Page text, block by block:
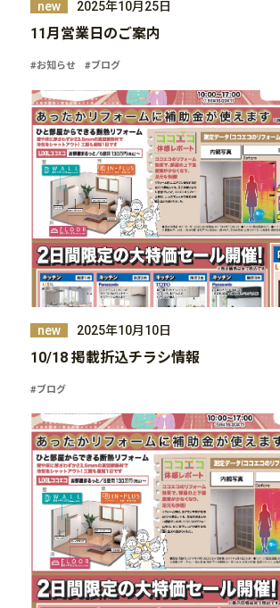
new 2025年10月25日
11月営業日のご案内
#お知らせ #ブログ
new 2025年10月10日
10/18 掲載折込チラシ情報
#ブログ